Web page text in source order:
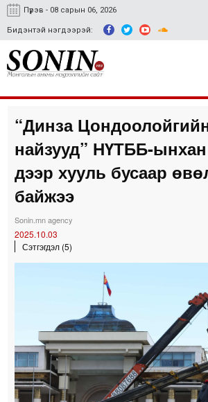
Пүрэв - 08 сарын 06, 2026
Бидэнтэй нэгдээрэй:
Улс төр, эдийн засаг
Гэмт хэрэг
Нийгэм, соёл
“Динза
найзууд” НҮТББ-
дээр хууль бусаар
байжээ
Sonin.mn agency
2025.10.03
Сэтгэгдэл (5)